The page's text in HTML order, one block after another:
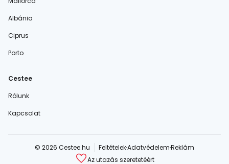
Albánia
Ciprus
Porto
Cestee
Rólunk
Kapcsolat
© 2026 Cestee.hu FeltételekAdatvédelemReklám
Az utazás szeretetéért